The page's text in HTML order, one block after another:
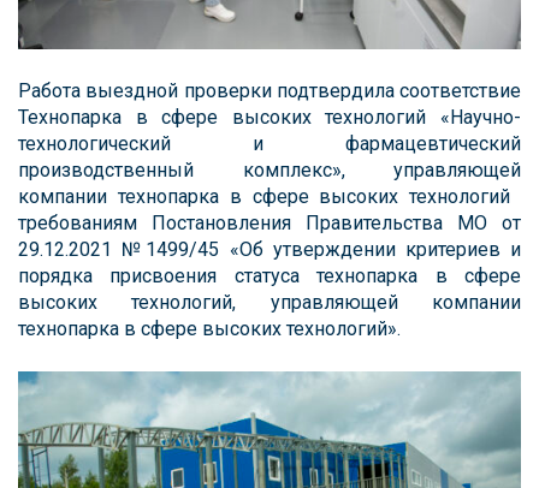
Работа ㅤвыездной ㅤпроверки ㅤподтвердила ㅤсоответствие
ㅤТехнопарка в сфере высоких технологий «Научно-
технологический и фармацевтический
производственный комплекс», управляющей
компании технопарка ㅤв ㅤсфере ㅤвысоких ㅤтехнологий ㅤ
требованиям ㅤПостановления ㅤПравительства МО от
29.12.2021 №1499/45 «Об утверждении критериев и
порядка присвоения статуса технопарка в сфере
высоких технологий, управляющей компании
технопарка в сфере высоких технологий».